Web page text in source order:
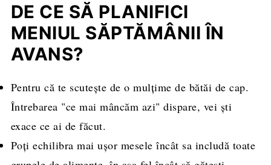
DE CE SĂ PLANIFICI
MENIUL SĂPTĂMÂNII ÎN
AVANS?
Pentru că te scuteşte de o mulţime de bătăi de cap.
Întrebarea "ce mai mâncăm azi" dispare, vei şti
exace ce ai de făcut.
Poţi echilibra mai uşor mesele încât sa includă toate